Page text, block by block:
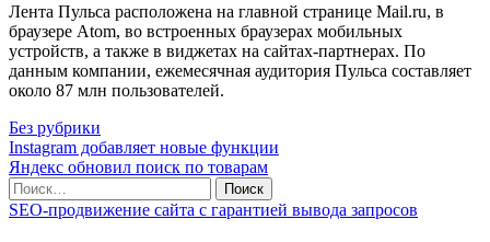
Лента Пульса расположена на главной странице Mail.ru, в
браузере Atom, во встроенных браузерах мобильных
устройств, а также в виджетах на сайтах-партнерах. По
данным компании, ежемесячная аудитория Пульса составляет
около 87 млн пользователей.
Без рубрики
Instagram добавляет новые функции
Яндекс обновил поиск по товарам
SEO-продвижение сайта с гарантией вывода запросов